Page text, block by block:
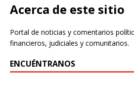
Acerca de este sitio
Portal de noticias y comentarios
financieros, judiciales y comunitarios.
ENCUÉNTRANOS